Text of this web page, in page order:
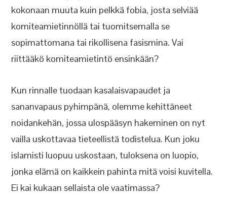
kokonaan muuta kuin pelkkä fobia, josta selviää
komiteamietinnöllä tai tuomitsemalla se
sopimattomana tai rikollisena fasismina. Vai
riittääkö komiteamietintö ensinkään?
Kun rinnalle tuodaan kasalaisvapaudet ja
sananvapaus pyhimpänä, olemme kehittäneet
noidankehän, jossa ulospääsyn hakeminen on nyt
vailla uskottavaa tieteellistä todistelua. Kun joku
islamisti luopuu uskostaan, tuloksena on luopio,
jonka elämä on kaikkein pahinta mitä voisi kuvitella.
Ei kai kukaan sellaista ole vaatimassa?